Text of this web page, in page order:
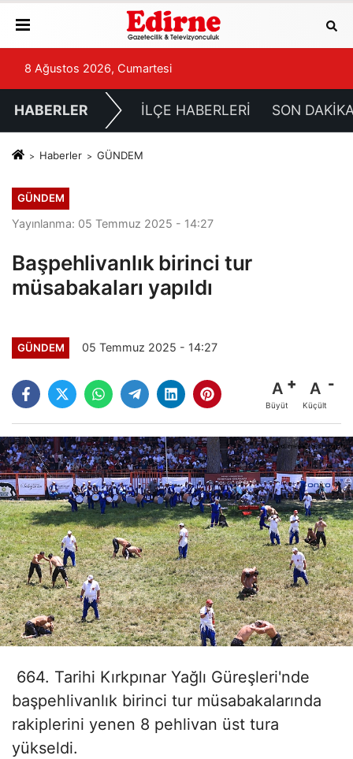
8 Ağustos 2026, Cumartesi
HABERLER İLÇE HABERLERİ SON
Haberler GÜNDEM
GÜNDEM
Yayınlanma: 05 Temmuz 2025 - 14:27
Başpehlivanlık birinci tur
müsabakaları yapıldı
GÜNDEM 05 Temmuz 2025 - 14:27
A
Büyüt
A
Küçült
664. Tarihi Kırkpınar Yağlı Güreşleri'nde
başpehlivanlık birinci tur müsabakalarında
rakiplerini yenen 8 pehlivan üst tura
yükseldi.